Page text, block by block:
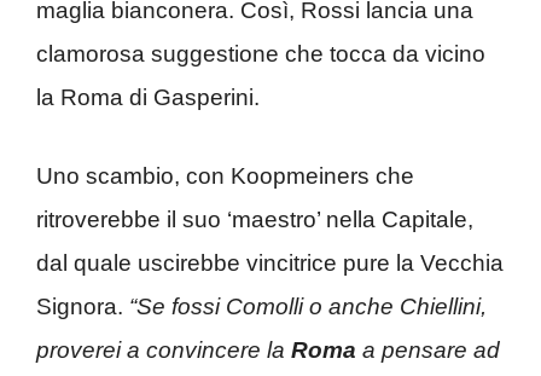
maglia bianconera. Così, Rossi lancia una
clamorosa suggestione che tocca da vicino
la Roma di Gasperini.
Uno scambio, con Koopmeiners che
ritroverebbe il suo ‘maestro’ nella Capitale,
dal quale uscirebbe vincitrice pure la Vecchia
Signora. “Se fossi Comolli o anche Chiellini,
proverei a convincere la Roma a pensare ad